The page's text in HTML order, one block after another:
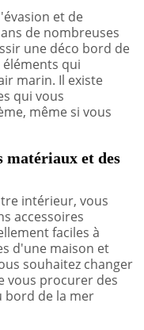
et de
de nombreuses
une déco bord de
qui
marin. Il existe
qui vous
même si vous
matériaux et des
intérieur, vous
accessoires
faciles à
d'une maison et
souhaitez changer
vous procurer des
bord de la mer